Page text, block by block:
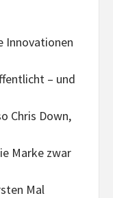
Innovationen
– und
Chris Down,
Marke zwar
Mal